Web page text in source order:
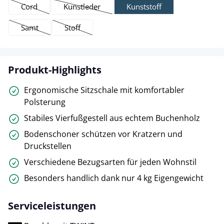
Cord
(Diese Option ist zurzeit nicht verfügbar.)
Kunstleder
(Diese Option ist zurzeit nicht verfügbar.)
Kunststoff
Samt
(Diese Option ist zurzeit nicht verfügbar.)
Stoff
(Diese Option ist zurzeit nicht verfügbar.)
Produkt-Highlights
Ergonomische Sitzschale mit komfortabler
Polsterung
Stabiles Vierfußgestell aus echtem Buchenholz
Bodenschoner schützen vor Kratzern und
Druckstellen
Verschiedene Bezugsarten für jeden Wohnstil
Besonders handlich dank nur 4 kg Eigengewicht
Serviceleistungen